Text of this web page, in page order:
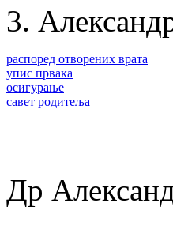
3.
распоред отворених врата
упис првака
осигурање
савет родитеља
Др